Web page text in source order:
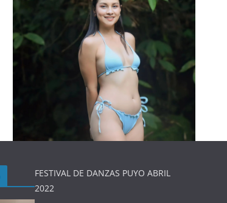
FESTIVAL DE DANZAS PUYO ABRIL
2022